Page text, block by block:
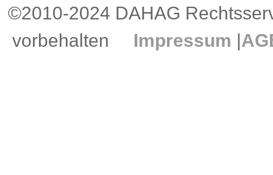
©2010-2024 DAHAG
vorbehalten Impressum